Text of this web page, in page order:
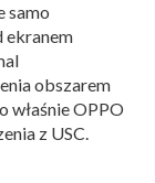
samo
ekranem
obszarem
właśnie OPPO
z USC.